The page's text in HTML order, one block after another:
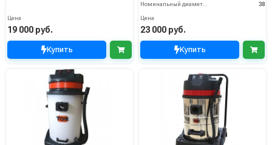
Цена
19 000 руб.
Купить
38
Цена
23 000 руб.
Купить